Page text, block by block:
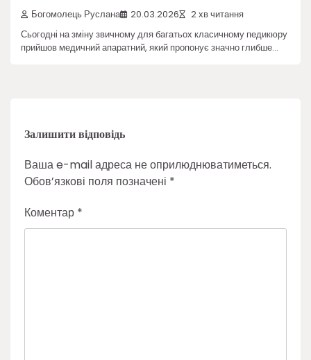
Богомолець Руслана 20.03.2026 2 хв читання
Сьогодні на зміну звичному для багатьох класичному педикюру
прийшов медичний апаратний, який пропонує значно глибше…
Залишити відповідь
Ваша e-mail адреса не оприлюднюватиметься.
Обов’язкові поля позначені *
Коментар *